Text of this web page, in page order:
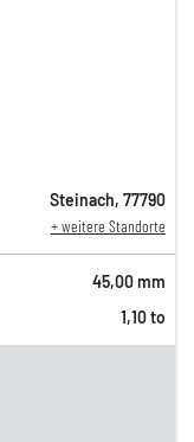
Steinach, 77790
+ weitere Standorte
45,00 mm
1,10 to